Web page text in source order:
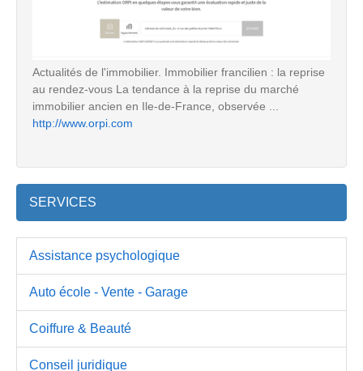
Actualités de l'immobilier. Immobilier francilien : la reprise
au rendez-vous La tendance à la reprise du marché
immobilier ancien en Ile-de-France, observée ...
http://www.orpi.com
SERVICES
Assistance psychologique
Auto école - Vente - Garage
Coiffure & Beauté
Conseil juridique